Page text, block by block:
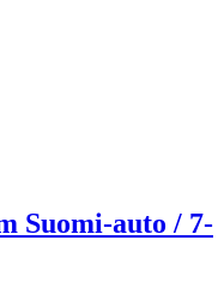
Suomi-auto / 7-